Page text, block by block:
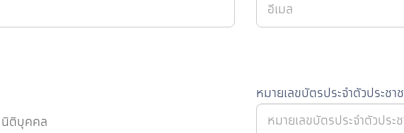
นิติบุคคล
หมายเลขบัตรประจำตัวประชา